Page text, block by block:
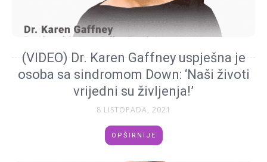
(VIDEO) Dr. Karen Gaffney uspješna je
osoba sa sindromom Down: ‘Naši životi
vrijedni su življenja!’
8 LISTOPADA, 2021
OPŠIRNIJE